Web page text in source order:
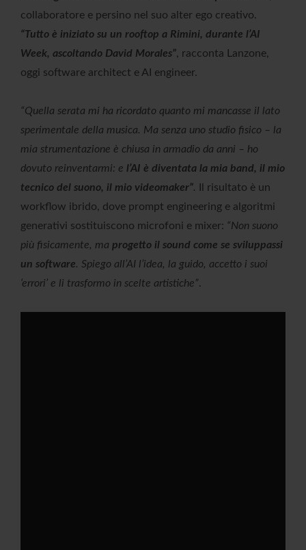
collaboratore e persino nel suo alter ego creativo.
“Tutto è iniziato su un rooftop a Rimini, durante l’AI
Week, ascoltando David Morales”, racconta Lanzone,
oggi software architect e AI engineer.
“Quella serata mi ha ricordato quanto mi mancasse il lato
sperimentale della musica. Ma senza uno studio fisico – la
mia strumentazione è chiusa in armadio da anni – ho
dovuto reinventarmi: e l’AI è diventata la mia band, il mio
tecnico del suono, il mio videomaker”.
Il risultato è un
workflow ibrido, dove prompt engineering e algoritmi
generativi sostituiscono microfoni e mixer: “Non suono
più fisicamente, ma progetto il sound come se sviluppassi
un software. Spiego all’AI l’idea, la guido, accetto i suoi
‘errori’ e li trasformo in scelte artistiche”.